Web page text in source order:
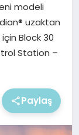
modeli
uzaktan
Block 30
Station –
Paylaş